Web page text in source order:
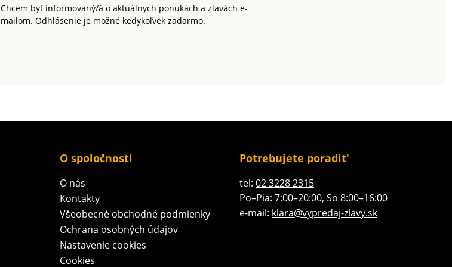
Chcem byť informovaný/á o aktuálnych ponukách a zľavách e-
mailom. Odhlásenie je možné kedykoľvek zadarmo.
O spoločnosti
O nás
Kontakty
Všeobecné obchodné podmienky
Ochrana osobných údajov
Nastavenie cookies
Cookies
Potrebujete poradit'
tel: 02 3228 2315
Po–Pia: 7:00–20:00, So 8:00–16:00
e-mail: klara@vypredaj-zlavy.sk